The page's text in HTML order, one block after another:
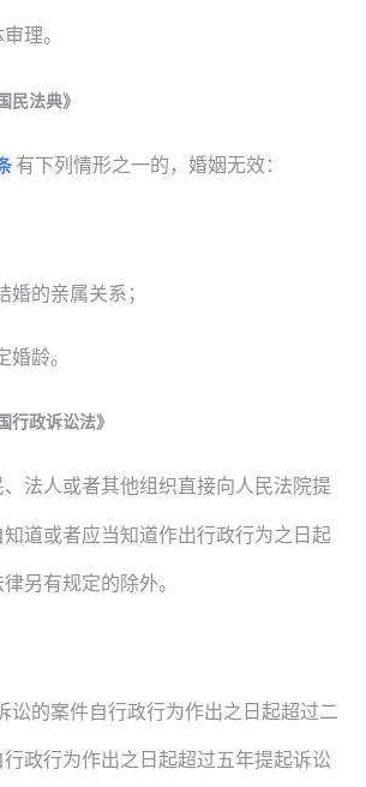
理。
民法典》
有下列情形之一的，婚姻无效：
婚的亲属关系；
婚龄。
行政诉讼法》
、法人或者其他组织直接向人民法院提
道或者应当知道作出行政行为之日起
另有规定的除外。
讼的案件自行政行为作出之日起超过二
政行为作出之日起超过五年提起诉讼